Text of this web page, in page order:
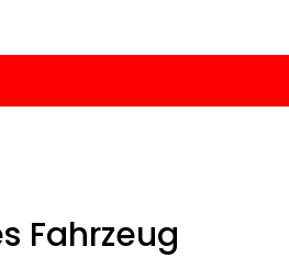
Fahrzeug